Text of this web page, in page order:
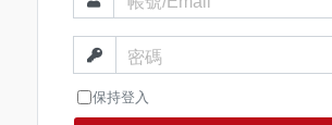
密碼
保持登入